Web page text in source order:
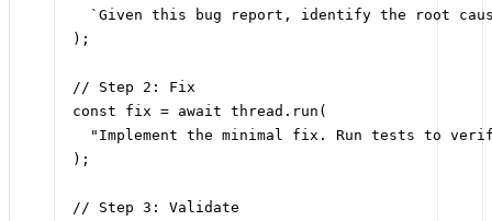
`Given this bug report, identify the root
);
// Step 2: Fix
const
fix = await thread. run (
"Implement the minimal fix. Run tests to
);
// Step 3: Validate